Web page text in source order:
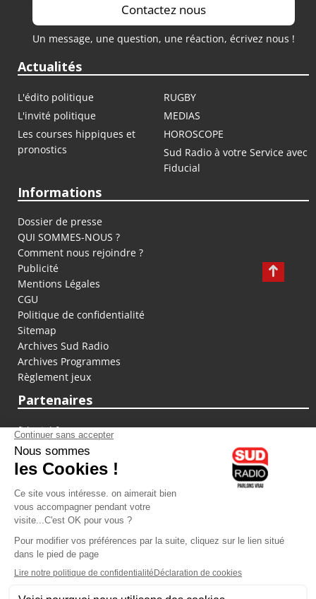
Contactez nous
Un message, une question, une réaction, écrivez nous !
Actualités
L'édito politique
RUGBY
L'invité politique
MEDIAS
Les courses hippiques et
pronostics
HOROSCOPE
Sud Radio à votre Service avec
Fiducial
Informations
Dossier de presse
QUI SOMMES-NOUS ?
Comment nous rejoindre ?
Publicité
Mentions Légales
CGU
Politique de confidentialité
Sitemap
Archives Sud Radio
Archives Programmes
Règlement jeux
Partenaires
fiducial.fr
lyoncapitale.fr
olympique-et-lyonnais.com
L'application Iphone / Android
Téléchargez l'application
Les cookies
Gestion des cookies